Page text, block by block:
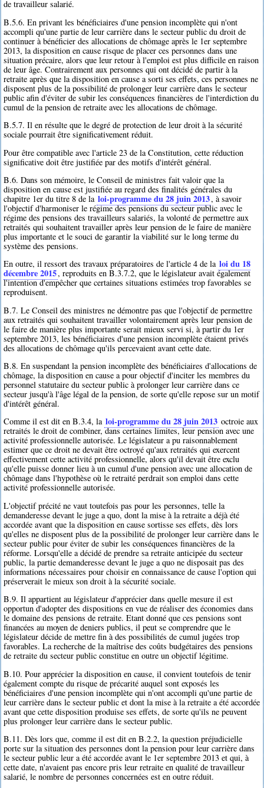
de travailleur salarié.
B.5.6. En privant les bénéficiaires d'une pension incomplète qui n'ont
accompli qu'une partie de leur carrière dans le secteur public du droit de
continuer à bénéficier des allocations de chômage après le 1er septembre
2013, la disposition en cause risque de placer ces personnes dans une
situation précaire, alors que leur retour à l'emploi est plus difficile en raison
de leur âge. Contrairement aux personnes qui ont décidé de partir à la
retraite après que la disposition en cause a sorti ses effets, ces personnes ne
disposent plus de la possibilité de prolonger leur carrière dans le secteur
public afin d'éviter de subir les conséquences financières de l'interdiction du
cumul de la pension de retraite avec les allocations de chômage.
B.5.7. Il en résulte que le degré de protection de leur droit à la sécurité
sociale pourrait être significativement réduit.
Pour être compatible avec l'article 23 de la Constitution, cette réduction
significative doit être justifiée par des motifs d'intérêt général.
B.6. Dans son mémoire, le Conseil de ministres fait valoir que la
disposition en cause est justifiée au regard des finalités générales du
chapitre 1er du titre 8 de la loi-programme du 28 juin 2013, à savoir
l'objectif d'harmoniser le régime des pensions du secteur public avec le
régime des pensions des travailleurs salariés, la volonté de permettre aux
retraités qui souhaitent travailler après leur pension de le faire de manière
plus importante et le souci de garantir la viabilité sur le long terme du
système des pensions.
En outre, il ressort des travaux préparatoires de l'article 4 de la loi du 18
décembre 2015, reproduits en B.3.7.2, que le législateur avait également
l'intention d'empêcher que certaines situations estimées trop favorables se
reproduisent.
B.7. Le Conseil des ministres ne démontre pas que l'objectif de permettre
aux retraités qui souhaitent travailler volontairement après leur pension de
le faire de manière plus importante serait mieux servi si, à partir du 1er
septembre 2013, les bénéficiaires d'une pension incomplète étaient privés
des allocations de chômage qu'ils percevaient avant cette date.
B.8. En suspendant la pension incomplète des bénéficiaires d'allocations de
chômage, la disposition en cause a pour objectif d'inciter les membres du
personnel statutaire du secteur public à prolonger leur carrière dans ce
secteur jusqu'à l'âge légal de la pension, de sorte qu'elle repose sur un motif
d'intérêt général.
Comme il est dit en B.3.4, la loi-programme du 28 juin 2013 octroie aux
retraités le droit de combiner, dans certaines limites, leur pension avec une
activité professionnelle autorisée. Le législateur a pu raisonnablement
estimer que ce droit ne devait être octroyé qu'aux retraités qui exercent
effectivement cette activité professionnelle, alors qu'il devait être exclu
qu'elle puisse donner lieu à un cumul d'une pension avec une allocation de
chômage dans l'hypothèse où le retraité perdrait son emploi dans cette
activité professionnelle autorisée.
L'objectif précité ne vaut toutefois pas pour les personnes, telle la
demanderesse devant le juge a quo, dont la mise à la retraite a déjà été
accordée avant que la disposition en cause sortisse ses effets, dès lors
qu'elles ne disposent plus de la possibilité de prolonger leur carrière dans le
secteur public pour éviter de subir les conséquences financières de la
réforme. Lorsqu'elle a décidé de prendre sa retraite anticipée du secteur
public, la partie demanderesse devant le juge a quo ne disposait pas des
informations nécessaires pour choisir en connaissance de cause l'option qui
préserverait le mieux son droit à la sécurité sociale.
B.9. Il appartient au législateur d'apprécier dans quelle mesure il est
opportun d'adopter des dispositions en vue de réaliser des économies dans
le domaine des pensions de retraite. Etant donné que ces pensions sont
financées au moyen de deniers publics, il peut se comprendre que le
législateur décide de mettre fin à des possibilités de cumul jugées trop
favorables. La recherche de la maîtrise des coûts budgétaires des pensions
de retraite du secteur public constitue en outre un objectif légitime.
B.10. Pour apprécier la disposition en cause, il convient toutefois de tenir
également compte du risque de précarité auquel sont exposés les
bénéficiaires d'une pension incomplète qui n'ont accompli qu'une partie de
leur carrière dans le secteur public et dont la mise à la retraite a été accordée
avant que cette disposition produise ses effets, de sorte qu'ils ne peuvent
plus prolonger leur carrière dans le secteur public.
B.11. Dès lors que, comme il est dit en B.2.2, la question préjudicielle
porte sur la situation des personnes dont la pension pour leur carrière dans
le secteur public leur a été accordée avant le 1er septembre 2013 et qui, à
cette date, n'avaient pas encore pris leur retraite en qualité de travailleur
salarié, le nombre de personnes concernées est en outre réduit.